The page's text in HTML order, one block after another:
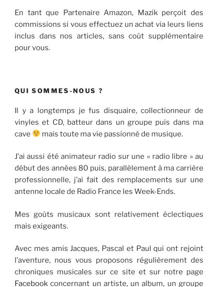
En tant que Partenaire Amazon, Mazik perçoit des
commissions si vous effectuez un achat via leurs liens
inclus dans nos articles, sans coût supplémentaire
pour vous.
QUI SOMMES-NOUS ?
Il y a longtemps je fus disquaire, collectionneur de
vinyles et CD, batteur dans un groupe puis dans ma
cave
mais toute ma vie passionné de musique.
J’ai aussi été animateur radio sur une « radio libre » au
début des années 80 puis, parallèlement à ma carrière
professionnelle, j’ai fait des remplacements sur une
antenne locale de Radio France les Week-Ends.
Mes goûts musicaux sont relativement éclectiques
mais exigeants.
Avec mes amis Jacques, Pascal et Paul qui ont rejoint
l’aventure, nous vous proposons régulièrement des
chroniques musicales sur ce site et sur notre page
Facebook concernant un artiste, un album, un groupe